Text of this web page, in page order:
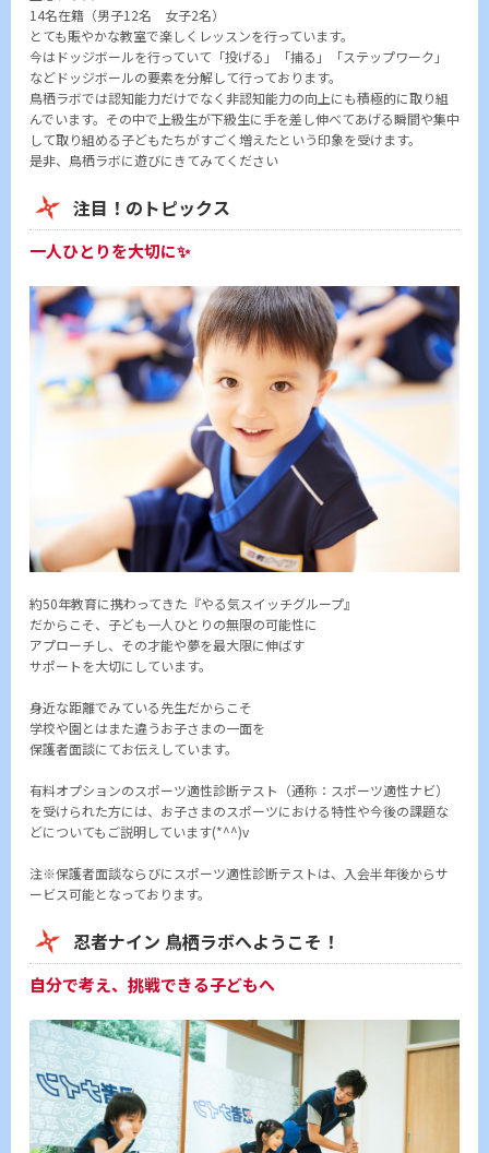
14名在籍（男子12名 女子2名）
とても賑やかな教室で楽しくレッスンを行っています。
今はドッジボールを行っていて「投げる」「捕る」「ステップワーク」
などドッジボールの要素を分解して行っております。
鳥栖ラボでは認知能力だけでなく非認知能力の向上にも積極的に取り組
んでいます。その中で上級生が下級生に手を差し伸べてあげる瞬間や集中
して取り組める子どもたちがすごく増えたという印象を受けます。
是非、鳥栖ラボに遊びにきてみてください
注目！のトピックス
一人ひとりを大切に✨
約50年教育に携わってきた『やる気スイッチグループ』
だからこそ、子ども一人ひとりの無限の可能性に
アプローチし、その才能や夢を最大限に伸ばす
サポートを大切にしています。
身近な距離でみている先生だからこそ
学校や園とはまた違うお子さまの一面を
保護者面談にてお伝えしています。
有料オプションのスポーツ適性診断テスト（通称：スポーツ適性ナビ）
を受けられた方には、お子さまのスポーツにおける特性や今後の課題な
どについてもご説明しています(*^^)v
注※保護者面談ならびにスポーツ適性診断テストは、入会半年後からサ
ービス可能となっております。
忍者ナイン 鳥栖ラボへようこそ！
自分で考え、挑戦できる子どもへ